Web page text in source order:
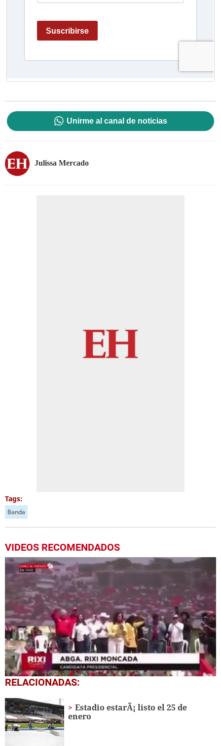
Unirme al canal de noticias
Julissa Mercado
Tags:
Banda
VIDEOS RECOMENDADOS
0
seconds
1
minute,
3
seconds
RELACIONADAS:
Estadio estarÃ¡ listo el 25 de
enero